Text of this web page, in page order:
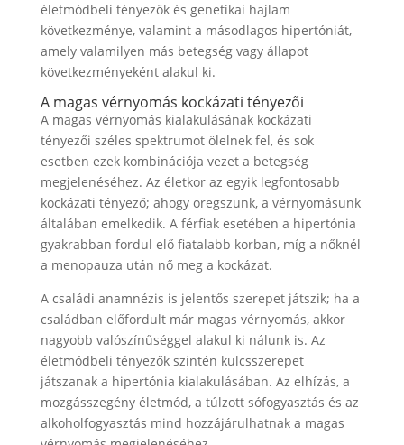
életmódbeli tényezők és genetikai hajlam
következménye, valamint a másodlagos hipertóniát,
amely valamilyen más betegség vagy állapot
következményeként alakul ki.
A magas vérnyomás kockázati tényezői
A magas vérnyomás kialakulásának kockázati
tényezői széles spektrumot ölelnek fel, és sok
esetben ezek kombinációja vezet a betegség
megjelenéséhez. Az életkor az egyik legfontosabb
kockázati tényező; ahogy öregszünk, a vérnyomásunk
általában emelkedik. A férfiak esetében a hipertónia
gyakrabban fordul elő fiatalabb korban, míg a nőknél
a menopauza után nő meg a kockázat.
A családi anamnézis is jelentős szerepet játszik; ha a
családban előfordult már magas vérnyomás, akkor
nagyobb valószínűséggel alakul ki nálunk is. Az
életmódbeli tényezők szintén kulcsszerepet
játszanak a hipertónia kialakulásában. Az elhízás, a
mozgásszegény életmód, a túlzott sófogyasztás és az
alkoholfogyasztás mind hozzájárulhatnak a magas